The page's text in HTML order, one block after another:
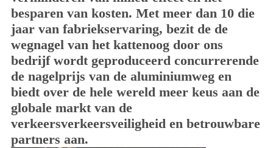
besparen van kosten. Met meer dan 10 die
jaar van fabriekservaring, bezit de de
wegnagel van het kattenoog door ons
bedrijf wordt geproduceerd concurrerende
de nagelprijs van de aluminiumweg en
biedt over de hele wereld meer keus aan de
globale markt van de
verkeersverkeersveiligheid en betrouwbare
partners aan.